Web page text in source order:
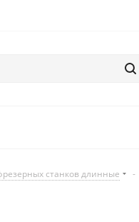
станков длинные -